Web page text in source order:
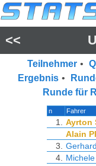
<<
Teilnehmer •
Ergebnis •
Runde für
n Fahrer
1. Ayrton
Alain
3.
4.